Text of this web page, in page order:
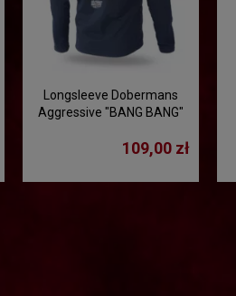
Longsleeve Dobermans
Aggressive "BANG BANG"
109,00 zł